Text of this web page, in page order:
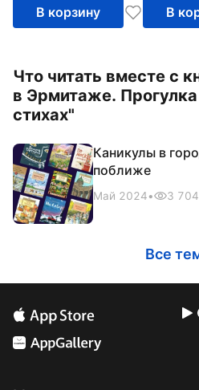
В корзину В
Что читать вместе с
в Эрмитаже.
стихах"
Каникулы в
поближе
Май 2024• 3 704
Все